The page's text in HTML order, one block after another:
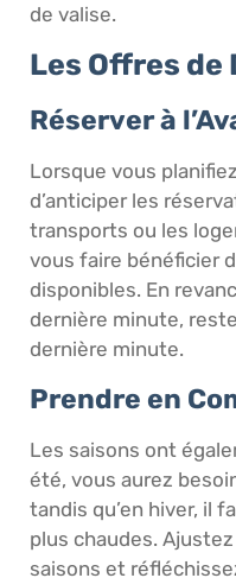
de valise.
Les Offres de
Réserver à
Lorsque vous
d’anticiper les
transports ou les
vous faire bénéficier
disponibles. En
dernière minute,
dernière minute.
Prendre en
Les saisons ont
été, vous aurez
tandis qu’en hiver, il
plus chaudes.
saisons et